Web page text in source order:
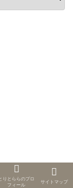
りとららのプロ
フィール
サイトマップ